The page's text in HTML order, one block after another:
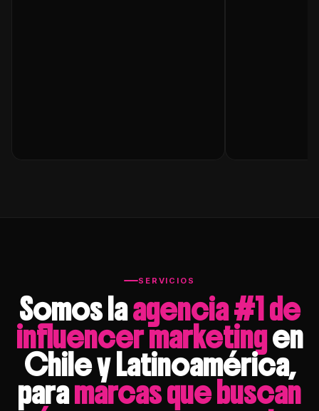
SERVICIOS
Somos laagencia #1 de
influencer marketingen
Chile y Latinoamérica,
paramarcas que buscan